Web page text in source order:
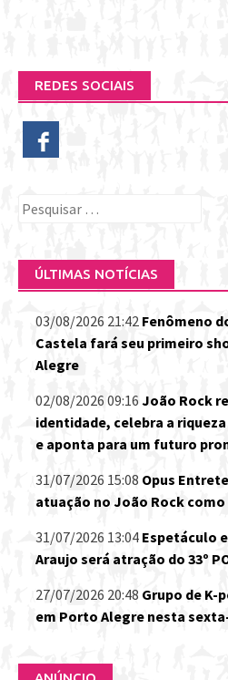
REDES SOCIAIS
Pesquisar
ÚLTIMAS NOTÍCIAS
03/08/2026 21:42 Fenômeno
Castela fará seu primeiro
Alegre
02/08/2026 09:16 João Rock
identidade, celebra a
e aponta para um futuro
31/07/2026 15:08 Opus
atuação no João Rock
31/07/2026 13:04 Espetáculo
Araujo será atração do 33º
27/07/2026 20:48 Grupo de K-
em Porto Alegre nesta